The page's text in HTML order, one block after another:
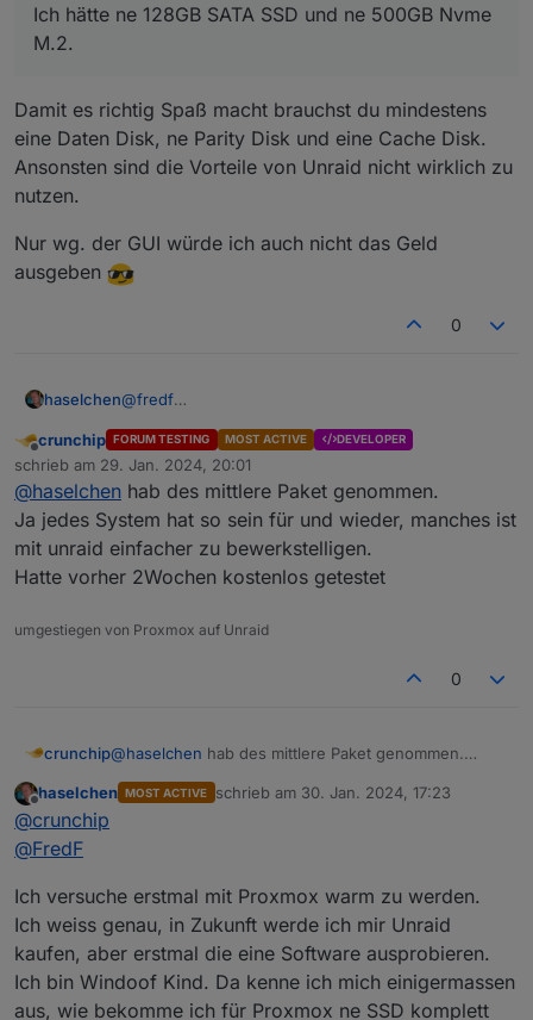
Ich hätte ne 128GB SATA SSD und ne 500GB Nvme
M.2.
Damit es richtig Spaß macht brauchst du mindestens
eine Daten Disk, ne Parity Disk und eine Cache Disk.
Ansonsten sind die Vorteile von Unraid nicht wirklich zu
nutzen.
Nur wg. der GUI würde ich auch nicht das Geld
ausgeben
0
haselchen@fredf
Hab mir einfach zum Basteln und mehr lernen einen
Desktop PC ersteigert (Fujitsu Esprimo).
Ich schaue seit Tagen Videos von OS , die man nun
benutzen könnte.
Bei Unraid bin ich länger hängengeblieben.
Welche Lizenz habt ihr gekauft?
Bin ehrlich , bei den Modellen musste ich etwas
Offline
crunchip FORUM TESTING MOST ACTIVE DEVELOPER
schrieb am 29. Jan. 2024, 20:01
zuletzt editiert von
@haselchen hab des mittlere Paket genommen.
Ja jedes System hat so sein für und wieder, manches ist
mit unraid einfacher zu bewerkstelligen.
Hatte vorher 2Wochen kostenlos getestet
umgestiegen von Proxmox auf Unraid
0
crunchip@haselchen hab des mittlere Paket genommen.
ist mit unraid einfacher zu bewerkstelligen.
haselchen MOST ACTIVE schrieb am 30. Jan. 2024, 17:23
zuletzt editiert von
@crunchip
@FredF
Ich versuche erstmal mit Proxmox warm zu werden.
Ich weiss genau, in Zukunft werde ich mir Unraid
kaufen, aber erstmal die eine Software ausprobieren.
Ich bin Windoof Kind. Da kenne ich mich einigermassen
aus, wie bekomme ich für Proxmox ne SSD komplett